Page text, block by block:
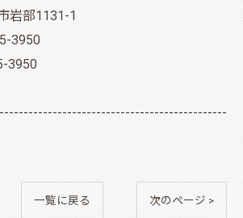
岩部1131-1
3950
3950
一覧に戻る 次のページ >